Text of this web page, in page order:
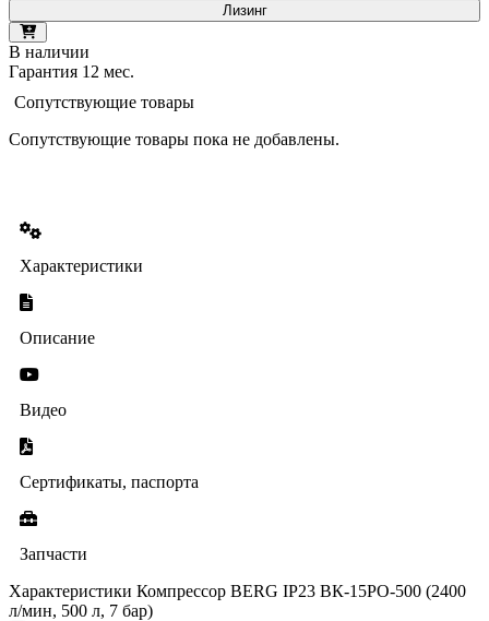
Лизинг
В наличии
Гарантия 12 мес.
Сопутствующие товары
Сопутствующие товары пока не добавлены.
Характеристики
Описание
Видео
Сертификаты, паспорта
Запчасти
Характеристики Компрессор BERG IP23 ВК-15РО-500 (2400
л/мин, 500 л, 7 бар)